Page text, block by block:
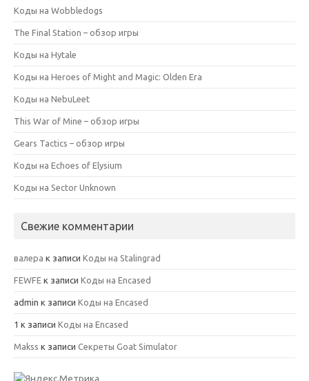
Коды на Wobbledogs
The Final Station – обзор игры
Коды на Hytale
Коды на Heroes of Might and Magic: Olden Era
Коды на NebuLeet
This War of Mine – обзор игры
Gears Tactics – обзор игры
Коды на Echoes of Elysium
Коды на Sector Unknown
Свежие комментарии
валера к записи Коды на Stalingrad
FEWFE к записи Коды на Encased
admin к записи Коды на Encased
1 к записи Коды на Encased
Makss к записи Секреты Goat Simulator